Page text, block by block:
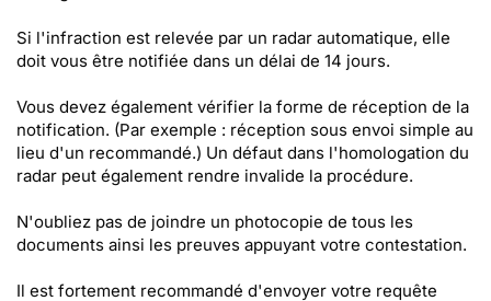
Si l'infraction est relevée par un radar automatique, elle
doit vous être notifiée dans un délai de 14 jours.
Vous devez également vérifier la forme de réception de la
notification. (Par exemple : réception sous envoi simple au
lieu d'un recommandé.) Un défaut dans l'homologation du
radar peut également rendre invalide la procédure.
N'oubliez pas de joindre un photocopie de tous les
documents ainsi les preuves appuyant votre contestation.
Il est fortement recommandé d'envoyer votre requête